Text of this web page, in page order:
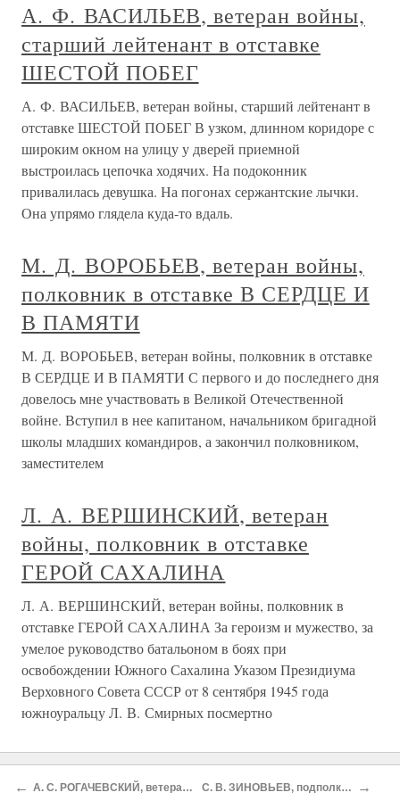
А. Ф. ВАСИЛЬЕВ, ветеран войны,
старший лейтенант в отставке
ШЕСТОЙ ПОБЕГ
А. Ф. ВАСИЛЬЕВ, ветеран войны, старший лейтенант в
отставке ШЕСТОЙ ПОБЕГ В узком, длинном коридоре с
широким окном на улицу у дверей приемной
выстроилась цепочка ходячих. На подоконник
привалилась девушка. На погонах сержантские лычки.
Она упрямо глядела куда-то вдаль.
М. Д. ВОРОБЬЕВ, ветеран войны,
полковник в отставке В СЕРДЦЕ И
В ПАМЯТИ
М. Д. ВОРОБЬЕВ, ветеран войны, полковник в отставке
В СЕРДЦЕ И В ПАМЯТИ С первого и до последнего дня
довелось мне участвовать в Великой Отечественной
войне. Вступил в нее капитаном, начальником бригадной
школы младших командиров, а закончил полковником,
заместителем
Л. А. ВЕРШИНСКИЙ, ветеран
войны, полковник в отставке
ГЕРОЙ САХАЛИНА
Л. А. ВЕРШИНСКИЙ, ветеран войны, полковник в
отставке ГЕРОЙ САХАЛИНА За героизм и мужество, за
умелое руководство батальоном в боях при
освобождении Южного Сахалина Указом Президиума
Верховного Совета СССР от 8 сентября 1945 года
южноуральцу Л. В. Смирных посмертно
О проекте Разделы
← А. С. РОГАЧЕВСКИЙ, ветеран войны, инженер-капитан в отставке БОЙЦЫ-ЖЕЛЕЗНОДОРОЖНИКИ С. В. ЗИНОВЬЕВ, подполковник в отставке АДРЕС ОТПРАВИТЕЛЯ: «ГОРОД ЧЕЛЯБИНСК…» →